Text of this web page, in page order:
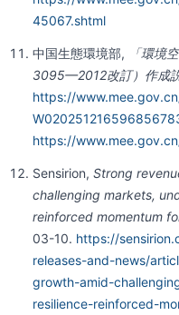
45067.shtml
中国生態環境部,
「環境
3095—2012改訂）作成
https://
https://
Sensirion, Strong
challenging markets,
reinforced momentum
03-10. https://
releases-and-news/
growth-amid-
resilience-reinforced-